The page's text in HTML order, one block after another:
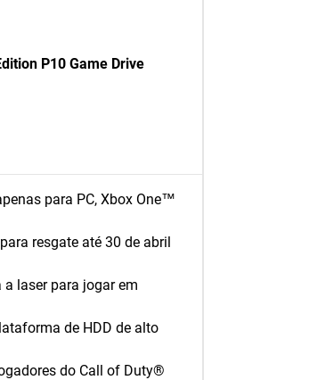
P10 Game Drive
para PC, Xbox One™
resgate até 30 de abril
laser para jogar em
de HDD de alto
do Call of Duty®